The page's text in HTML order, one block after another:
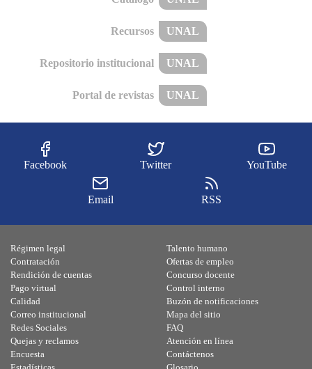
Recursos UNAL
Repositorio institucional UNAL
Portal de revistas UNAL
Facebook Twitter YouTube
Email RSS
Régimen legal
Contratación
Rendición de cuentas
Pago virtual
Calidad
Talento humano
Ofertas de empleo
Concurso docente
Control interno
Buzón de notificaciones
Correo institucional
Redes Sociales
Quejas y reclamos
Encuesta
Mapa del sitio
FAQ
Atención en línea
Contáctenos